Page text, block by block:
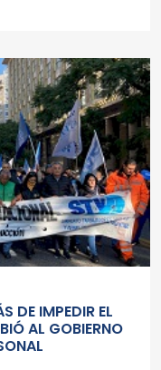
DE IMPEDIR EL
AL GOBIERNO